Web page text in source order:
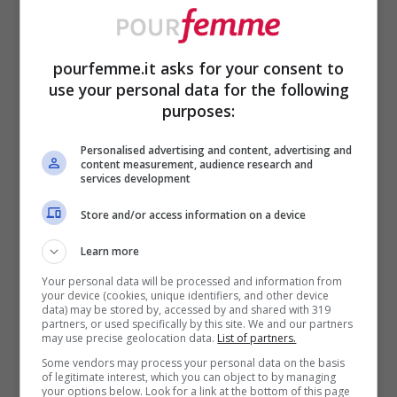
cerimonia. Per una cerimonia non perdere
indossare!
Da sfoggiare durante il giorno (ma anche
per una serata in giro con le amiche) sotto
un jeans skinny o un modello a zampa, i
texani si abbinano perfettamente al denim
sia nella versione brown che nella classica
nuance total black.
Va sempre più di moda indossare i texani
sottoabiti midi . Per l’autunno inverno puoi
pourfemme.it asks for your consent to
use your personal data for the following
purposes:
Personalised advertising and content, advertising and
content measurement, audience research and
services development
Store and/or access information on a device
Learn more
Your personal data will be processed and information from
your device (cookies, unique identifiers, and other device
data) may be stored by, accessed by and shared with 319
partners, or used specifically by this site. We and our partners
may use precise geolocation data. List of partners.
Some vendors may process your personal data on the basis
of legitimate interest, which you can object to by managing
your options below. Look for a link at the bottom of this page